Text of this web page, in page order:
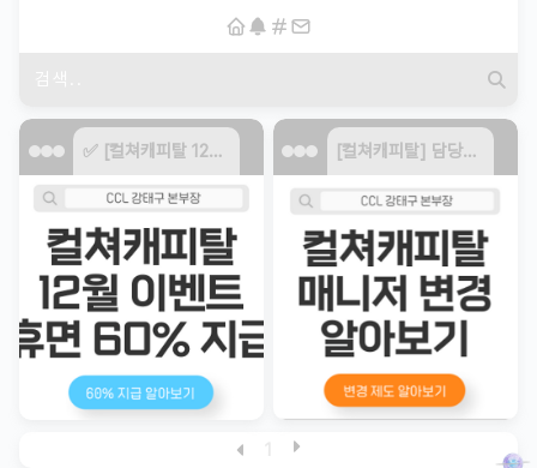
✅ [컬쳐캐피탈 12월 이벤트] 잠든 계좌 깨우고 역대급 60% 크레딧 보너스 챙기세요! [컬쳐캐피탈] 담당자 연락 두절? 매니저 변경 신청하는 법